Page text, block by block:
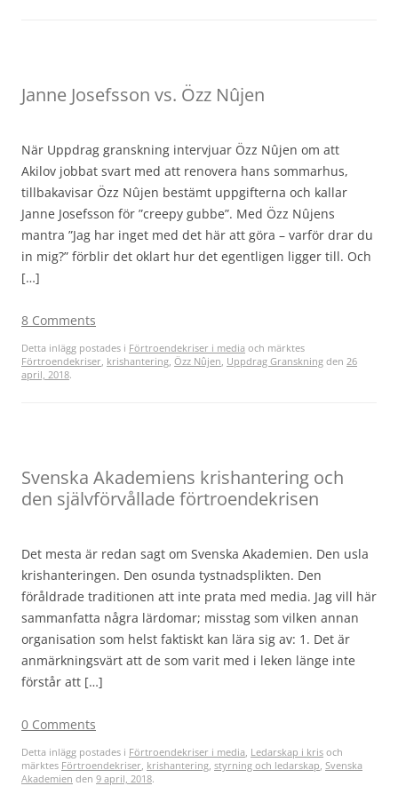
Janne Josefsson vs. Özz Nûjen
När Uppdrag granskning intervjuar Özz Nûjen om att
Akilov jobbat svart med att renovera hans sommarhus,
tillbakavisar Özz Nûjen bestämt uppgifterna och kallar
Janne Josefsson för ”creepy gubbe”. Med Özz Nûjens
mantra ”Jag har inget med det här att göra – varför drar du
in mig?” förblir det oklart hur det egentligen ligger till. Och
[…]
8 Comments
Detta inlägg postades i Förtroendekriser i media och märktes
Förtroendekriser, krishantering, Özz Nûjen, Uppdrag Granskning den 26
april, 2018.
Svenska Akademiens krishantering och
den självförvållade förtroendekrisen
Det mesta är redan sagt om Svenska Akademien. Den usla
krishanteringen. Den osunda tystnadsplikten. Den
föråldrade traditionen att inte prata med media. Jag vill här
sammanfatta några lärdomar; misstag som vilken annan
organisation som helst faktiskt kan lära sig av: 1. Det är
anmärkningsvärt att de som varit med i leken länge inte
förstår att […]
0 Comments
Detta inlägg postades i Förtroendekriser i media, Ledarskap i kris och
märktes Förtroendekriser, krishantering, styrning och ledarskap, Svenska
Akademien den 9 april, 2018.